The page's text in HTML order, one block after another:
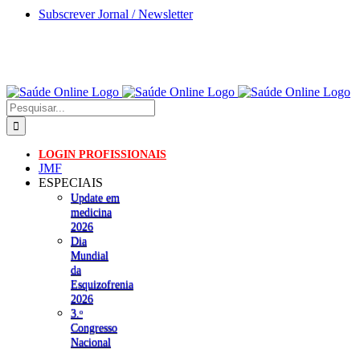
Skip
Subscrever Jornal / Newsletter
Pesquisar
LOGIN PROFISSIONAIS
JMF
ESPECIAIS
Update em
medicina
2026
Dia
Mundial
da
Esquizofrenia
2026
3.ᵒ
Congresso
Nacional